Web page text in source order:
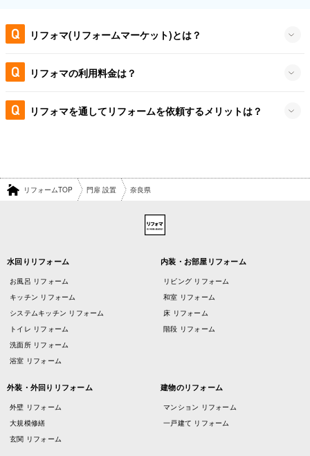
リフォマ(リフォームマーケット)とは？
リフォマの利用料金は？
リフォマを通してリフォームを依頼するメリットは？
リフォームTOP 門扉 設置 奈良県
水回りリフォーム
お風呂 リフォーム
キッチン リフォーム
システムキッチン リフォーム
トイレ リフォーム
洗面所 リフォーム
浴室 リフォーム
内装・お部屋リフォーム
リビング リフォーム
和室 リフォーム
床 リフォーム
階段 リフォーム
外装・外回りリフォーム
外壁 リフォーム
大規模修繕
玄関 リフォーム
建物のリフォーム
マンション リフォーム
一戸建て リフォーム